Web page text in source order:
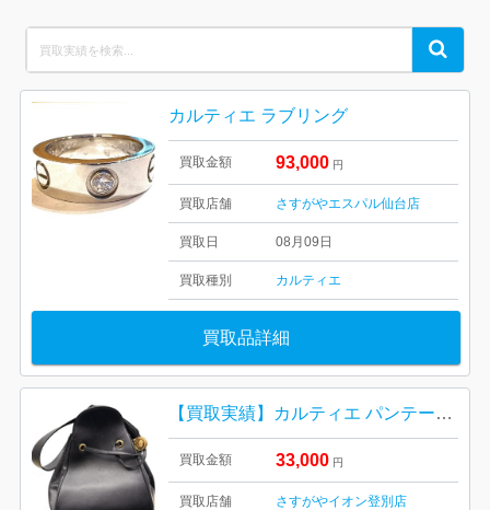
for:
Search
カルティエ ラブリング
買取金額 93,000 円
買取店舗 さすがやエスパル仙台店
買取日 08月09日
買取種別 カルティエ
買取品詳細
【買取実績】カルティエ パンテール ショルダーバッグをお買取りしました｜イオン登別店
買取金額 33,000 円
買取店舗 さすがやイオン登別店